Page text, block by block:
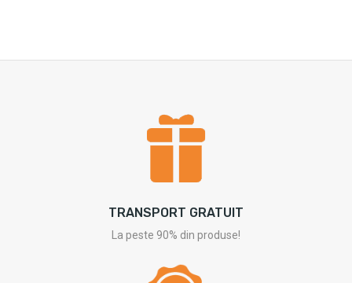
TRANSPORT GRATUIT
La peste 90% din produse!